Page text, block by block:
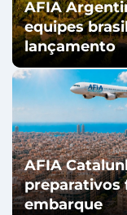
AFIA
equipes
lançamento
AFIA
preparativos
embarque